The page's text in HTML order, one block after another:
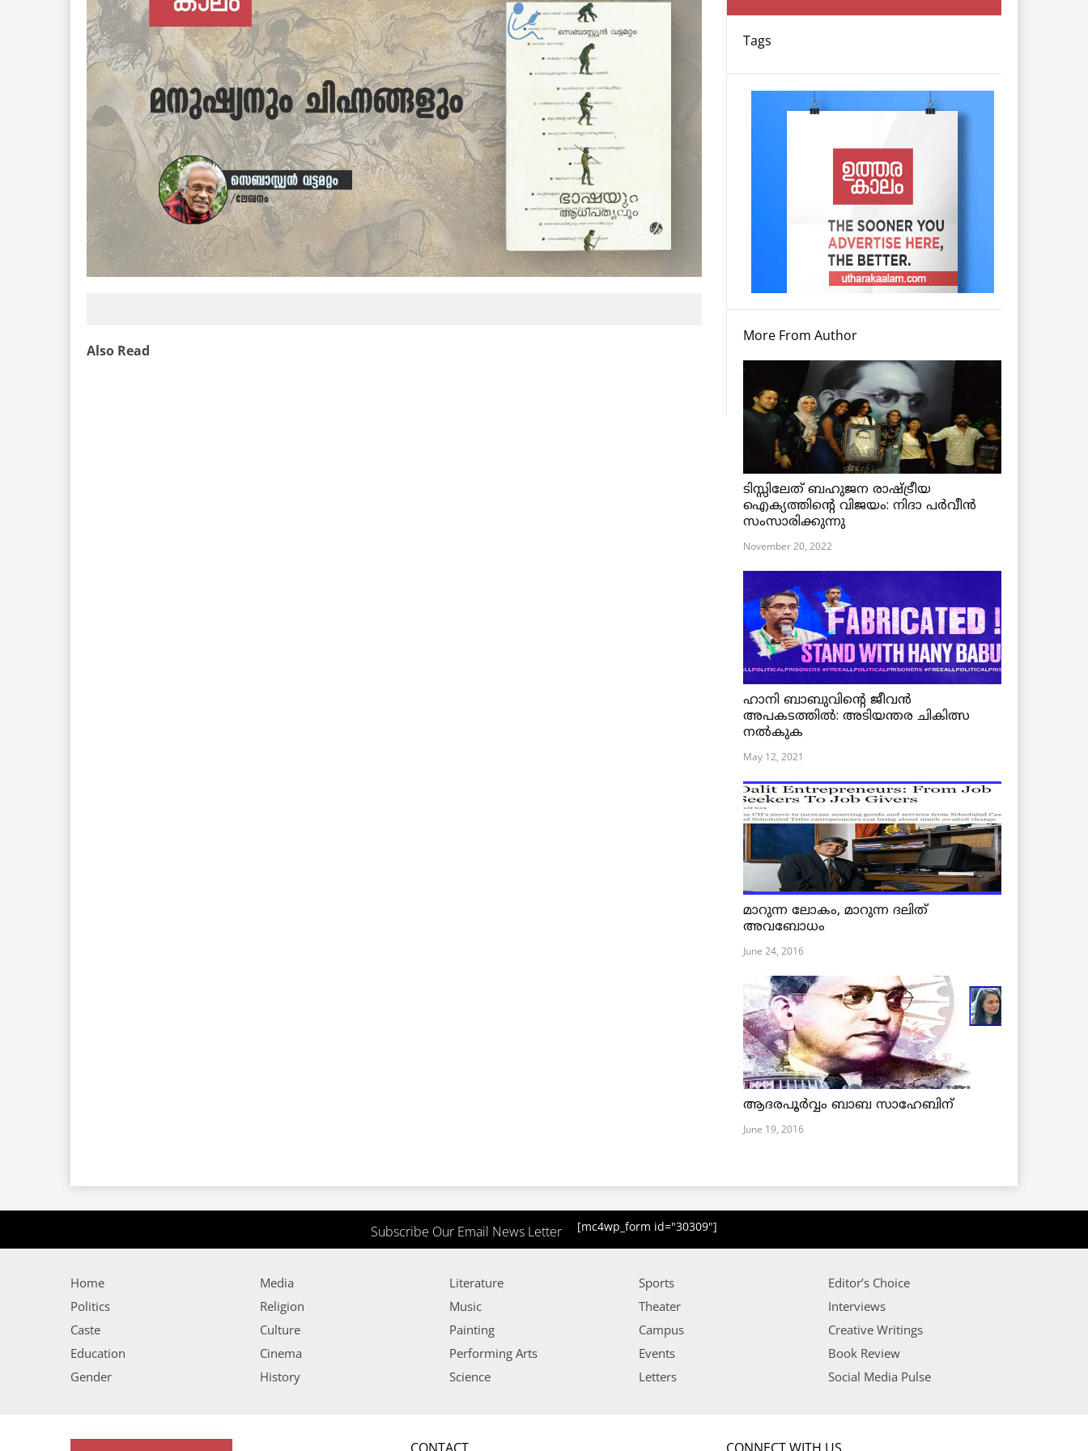
Also Read
Tags
More From Author
ടിസ്സിലേത് ബഹുജന രാഷ്ട്രീയ
ഐക്യത്തിന്റെ വിജയം: നിദാ പർവീൻ
സംസാരിക്കുന്നു
November 20, 2022
ഹാനി ബാബുവിന്റെ ജീവൻ
അപകടത്തിൽ: അടിയന്തര ചികിത്സ
നൽകുക
May 12, 2021
മാറുന്ന ലോകം, മാറുന്ന ദലിത്
അവബോധം
June 24, 2016
ആദരപൂര്‍വ്വം ബാബ സാഹേബിന്
June 19, 2016
Subscribe Our Email News Letter [mc4wp_form id="30309"]
Home
Politics
Caste
Education
Gender
Media
Religion
Culture
Cinema
History
Literature
Music
Painting
Performing Arts
Science
Sports
Theater
Campus
Events
Letters
Editor’s Choice
Interviews
Creative Writings
Book Review
Social Media Pulse